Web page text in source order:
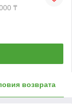
₸
возврата